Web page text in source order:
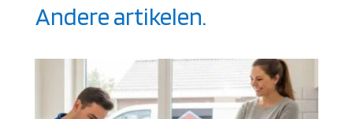
Andere artikelen.